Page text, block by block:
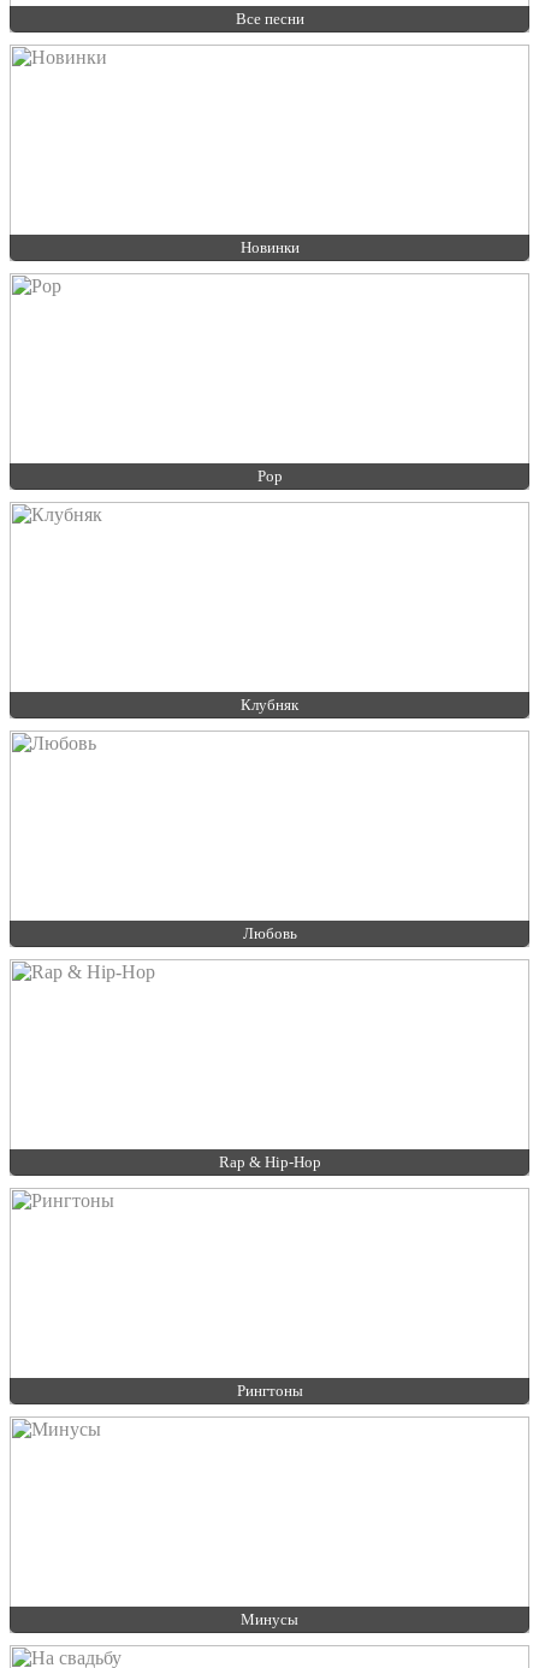
Все песни
Новинки
Pop
Клубняк
Любовь
Rap & Hip-Hop
Рингтоны
Минусы